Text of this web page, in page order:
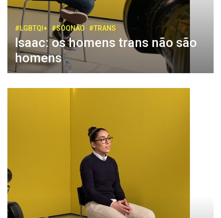
#LGBTQI+ #SÓQNÃO #TRANS
Isaac: os homens trans não são
homens